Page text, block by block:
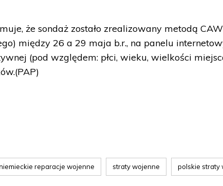
że sondaż zostało zrealizowany metodą
między 26 a 29 maja b.r., na panelu
(pod względem: płci, wieku, wielkości
reparacje wojenne straty wojenne polskie straty